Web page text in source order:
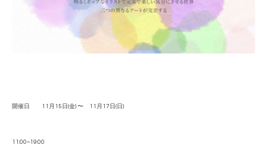
開催日 11月15日(金) 〜 11月17日(日)
11:00~19:00